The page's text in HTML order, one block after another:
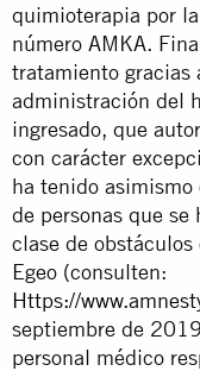
quimioterapia por
número AMKA.
tratamiento gracias
administración del
ingresado, que
con carácter
ha tenido asimismo
de personas que
clase de
Egeo (consulten:
Https://
septiembre de
personal médico